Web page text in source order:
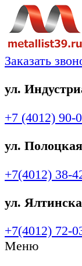
Заказать
ул.
+7 (4012) 90-
ул.
+7(4012) 38-
ул.
+7(4012) 72-
Меню